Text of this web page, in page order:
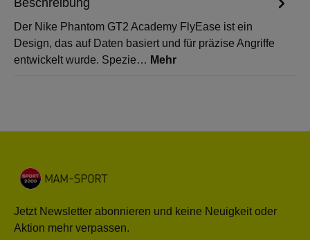
Der Nike Phantom GT2 Academy FlyEase ist ein
Design, das auf Daten basiert und für präzise Angriffe
entwickelt wurde. Spezie… Mehr
Jetzt Newsletter abonnieren und keine Neuigkeit oder
Aktion mehr verpassen.